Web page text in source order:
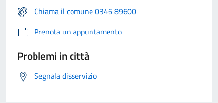
Chiama il comune 0346 89600
Prenota un appuntamento
Problemi in città
Segnala disservizio